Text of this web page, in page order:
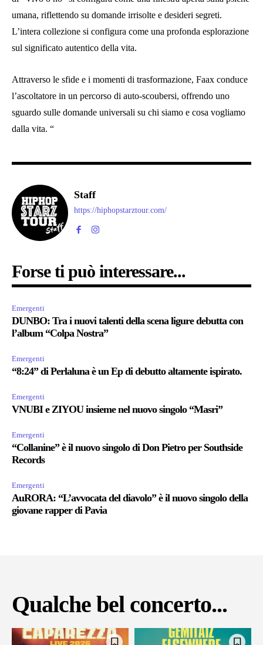
umana, riflettendo su domande irrisolte e desideri segreti.
L’intera collezione si configura come una profonda esplorazione
sul significato autentico della vita.
Attraverso le sfide e i momenti di trasformazione, Faax conduce
l’ascoltatore in un percorso di auto-scoubersi, offrendo uno
sguardo sulle domande universali su chi siamo e cosa vogliamo
dalla vita. “
Staff
https://hiphopstarztour.com/
Forse ti può interessare...
Emergenti
DUNBO: Tra i nuovi talenti della scena ligure debutta con
l’album “Colpa Nostra”
Emergenti
“8:24” di Perlaluna è un Ep di debutto altamente ispirato.
Emergenti
VNUBI e ZIYOU insieme nel nuovo singolo “Masri”
Emergenti
“Collanine” è il nuovo singolo di Don Pietro per Southside
Records
Emergenti
AuRORA: “L’avvocata del diavolo” è il nuovo singolo della
giovane rapper di Pavia
Qualche bel concerto...